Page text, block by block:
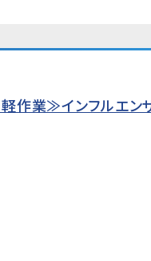
業≫インフルエン